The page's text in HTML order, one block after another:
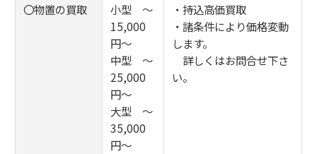
〇物置の買取
小型 ～
15,000
円～
中型 ～
25,000
円～
大型 ～
35,000
円～
・持込高価買取
・諸条件により価格変動
します。
詳しくはお問合せ下さ
い。